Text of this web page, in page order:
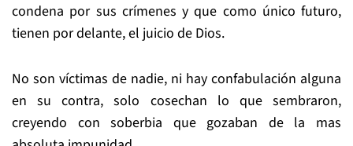
condena por sus crímenes y que como único futuro,
tienen por delante, el juicio de Dios.
No son víctimas de nadie, ni hay confabulación alguna
en su contra, solo cosechan lo que sembraron,
creyendo con soberbia que gozaban de la mas